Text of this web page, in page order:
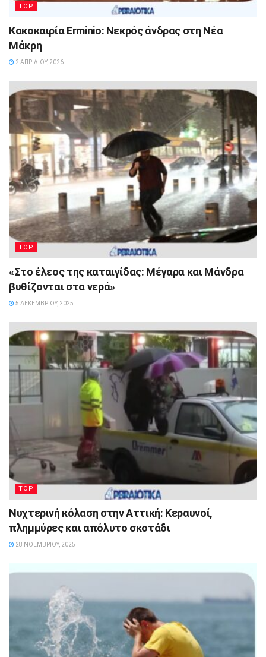
TOP
Κακοκαιρία Erminio: Νεκρός άνδρας στη Νέα
Μάκρη
2 ΑΠΡΙΛΊΟΥ, 2026
TOP
«Στο έλεος της καταιγίδας: Μέγαρα και Μάνδρα
βυθίζονται στα νερά»
5 ΔΕΚΕΜΒΡΊΟΥ, 2025
TOP
Νυχτερινή κόλαση στην Αττική: Κεραυνοί,
πλημμύρες και απόλυτο σκοτάδι
28 ΝΟΕΜΒΡΊΟΥ, 2025